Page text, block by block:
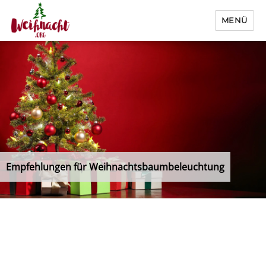
Weihnacht.org
MENÜ
Empfehlungen für Weihnachtsbaumbeleuchtung